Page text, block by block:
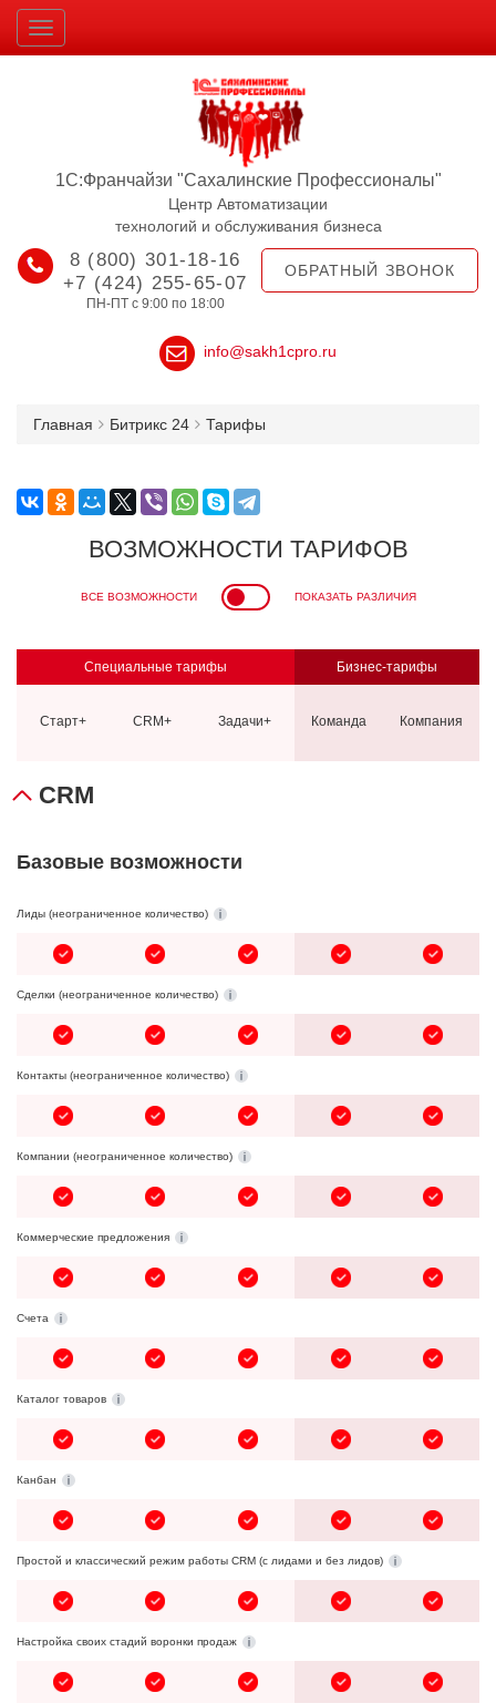
1С:Франчайзи "Сахалинские Профессионалы"
Центр Автоматизации
технологий и обслуживания бизнеса
8 (800) 301-18-16
+7 (424) 255-65-07
ПН-ПТ с 9:00 по 18:00
ОБРАТНЫЙ ЗВОНОК
info@sakh1cpro.ru
Главная Битрикс 24 Тарифы
ВОЗМОЖНОСТИ ТАРИФОВ
ВСЕ ВОЗМОЖНОСТИ ПОКАЗАТЬ РАЗЛИЧИЯ
Специальные тарифы
Старт+ CRM+ Задачи+
Бизнес-тарифы
Команда Компания
CRM
Базовые возможности
Лиды (неограниченное количество)
Cделки (неограниченное количество)
Контакты (неограниченное количество)
Компании (неограниченное количество)
Коммерческие предложения
Счета
Каталог товаров
Канбан
Простой и классический режим работы CRM (с лидами и без лидов)
Настройка своих стадий воронки продаж